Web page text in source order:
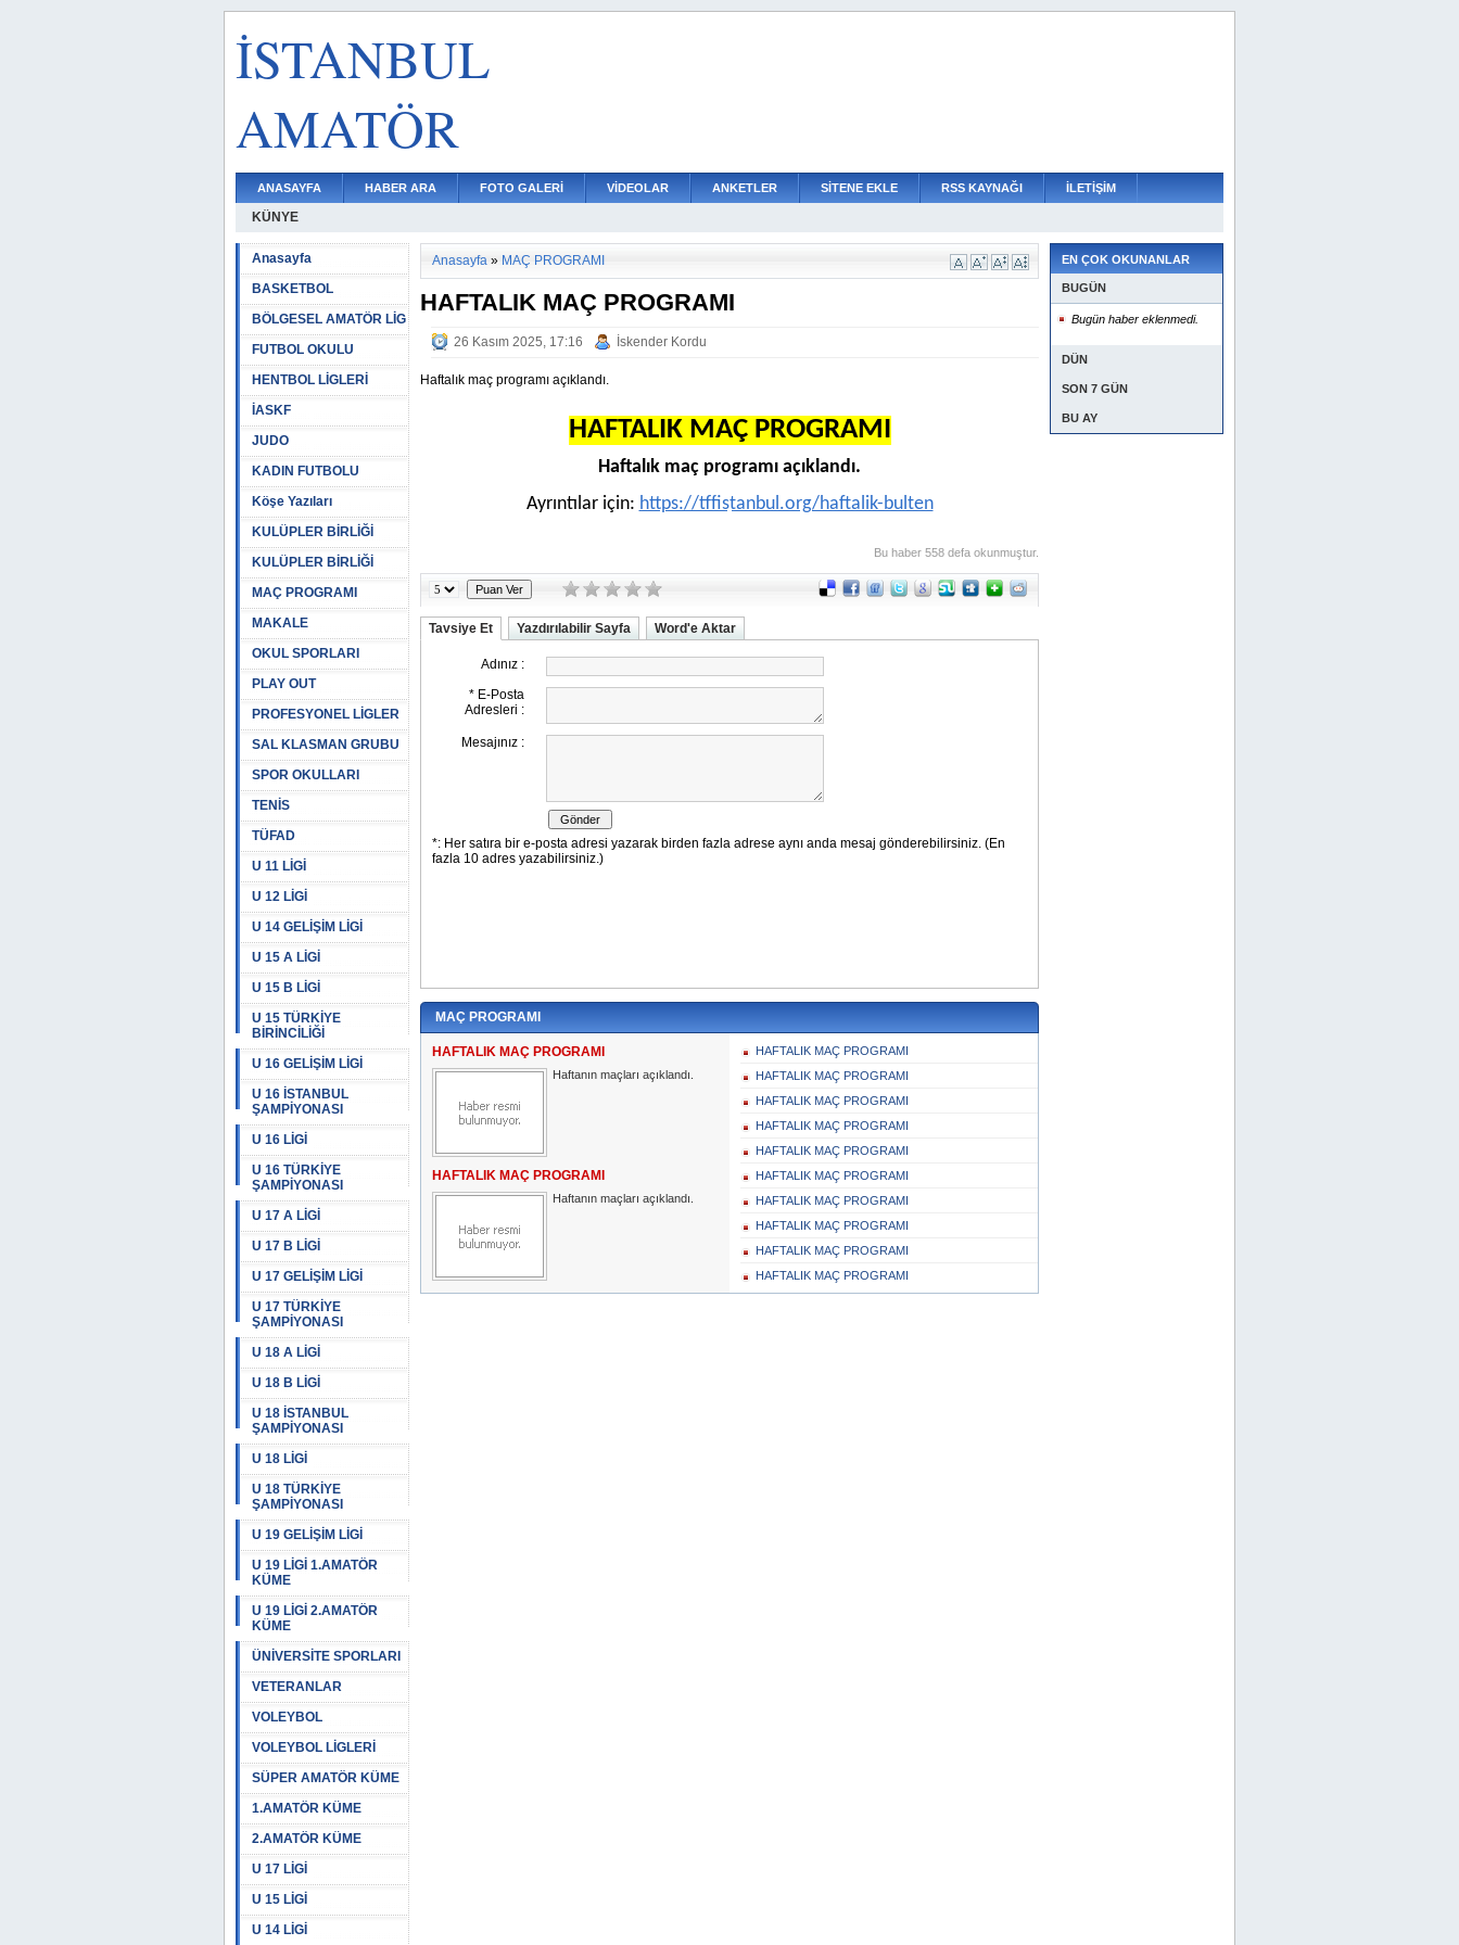
İSTANBUL
AMATÖR
ANASAYFA HABER ARA FOTO GALERİ VİDEOLAR ANKETLER SİTENE EKLE RSS KAYNAĞI İLETİŞİM
KÜNYE
Anasayfa
BASKETBOL
BÖLGESEL AMATÖR LİG
FUTBOL OKULU
HENTBOL LİGLERİ
İASKF
JUDO
KADIN FUTBOLU
Köşe Yazıları
KULÜPLER BİRLİĞİ
KULÜPLER BİRLİĞİ
MAÇ PROGRAMI
MAKALE
OKUL SPORLARI
PLAY OUT
PROFESYONEL LİGLER
SAL KLASMAN GRUBU
SPOR OKULLARI
TENİS
TÜFAD
U 11 LİGİ
U 12 LİGİ
U 14 GELİŞİM LİGİ
U 15 A LİGİ
U 15 B LİGİ
U 15 TÜRKİYE
BİRİNCİLİĞİ
U 16 GELİŞİM LİGİ
U 16 İSTANBUL
ŞAMPİYONASI
U 16 LİGİ
U 16 TÜRKİYE
ŞAMPİYONASI
U 17 A LİGİ
U 17 B LİGİ
U 17 GELİŞİM LİGİ
U 17 TÜRKİYE
ŞAMPİYONASI
U 18 A LİGİ
U 18 B LİGİ
U 18 İSTANBUL
ŞAMPİYONASI
U 18 LİGİ
U 18 TÜRKİYE
ŞAMPİYONASI
U 19 GELİŞİM LİGİ
U 19 LİGİ 1.AMATÖR
KÜME
U 19 LİGİ 2.AMATÖR
KÜME
ÜNİVERSİTE SPORLARI
VETERANLAR
VOLEYBOL
VOLEYBOL LİGLERİ
SÜPER AMATÖR KÜME
1.AMATÖR KÜME
2.AMATÖR KÜME
U 17 LİGİ
U 15 LİGİ
U 14 LİGİ
Anasayfa » MAÇ PROGRAMI
HAFTALIK MAÇ PROGRAMI
26 Kasım 2025, 17:16 İskender Kordu
Haftalık maç programı açıklandı.
HAFTALIK MAÇ PROGRAMI
Haftalık maç programı açıklandı.
Ayrıntılar için: https://tffistanbul.org/haftalik-bulten
Bu haber 558 defa okunmuştur.
Tavsiye Et Yazdırılabilir Sayfa Word'e Aktar
MAÇ PROGRAMI
HAFTALIK MAÇ PROGRAMI
Haftanın maçları açıklandı.
HAFTALIK MAÇ PROGRAMI
Haftanın maçları açıklandı.
HAFTALIK MAÇ PROGRAMI
HAFTALIK MAÇ PROGRAMI
HAFTALIK MAÇ PROGRAMI
HAFTALIK MAÇ PROGRAMI
HAFTALIK MAÇ PROGRAMI
HAFTALIK MAÇ PROGRAMI
HAFTALIK MAÇ PROGRAMI
HAFTALIK MAÇ PROGRAMI
HAFTALIK MAÇ PROGRAMI
HAFTALIK MAÇ PROGRAMI
EN ÇOK OKUNANLAR
BUGÜN
Bugün haber eklenmedi.
DÜN
SON 7 GÜN
BU AY